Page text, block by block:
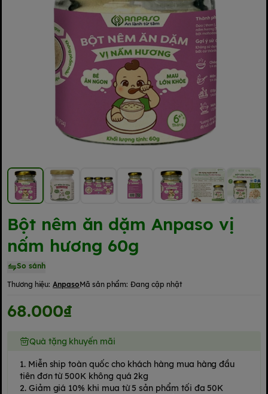
Bột nêm ăn dặm Anpaso vị
nấm hương 60g
So sánh
Thương hiệu: AnpasoMã sản phẩm: Đang cập nhật
68.000₫
Quà tặng khuyến mãi
1. Miễn ship toàn quốc cho khách hàng mua hàng đầu
tiên đơn từ 500K không quá 2kg
2. Giảm giá 10% khi mua từ 5 sản phẩm tối đa 50K